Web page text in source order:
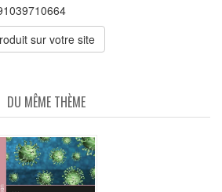
sur votre site
DU MÊME THÈME